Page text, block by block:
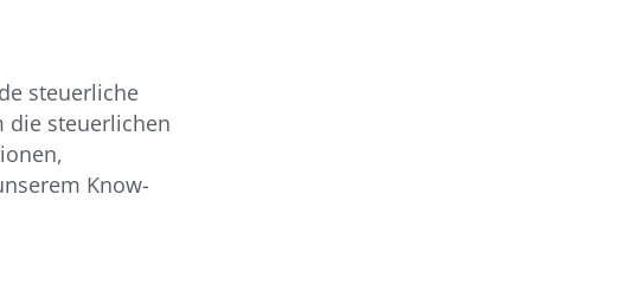
steuerliche
die steuerlichen
Know-